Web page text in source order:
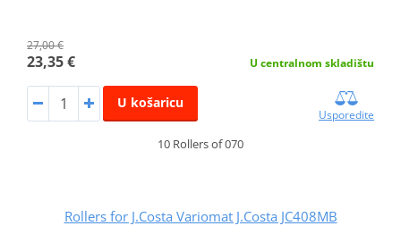
27,00 €
23,35 € U centralnom skladištu
U košaricu
Usporedite
10 Rollers of 070
Rollers for J.Costa Variomat J.Costa JC408MB